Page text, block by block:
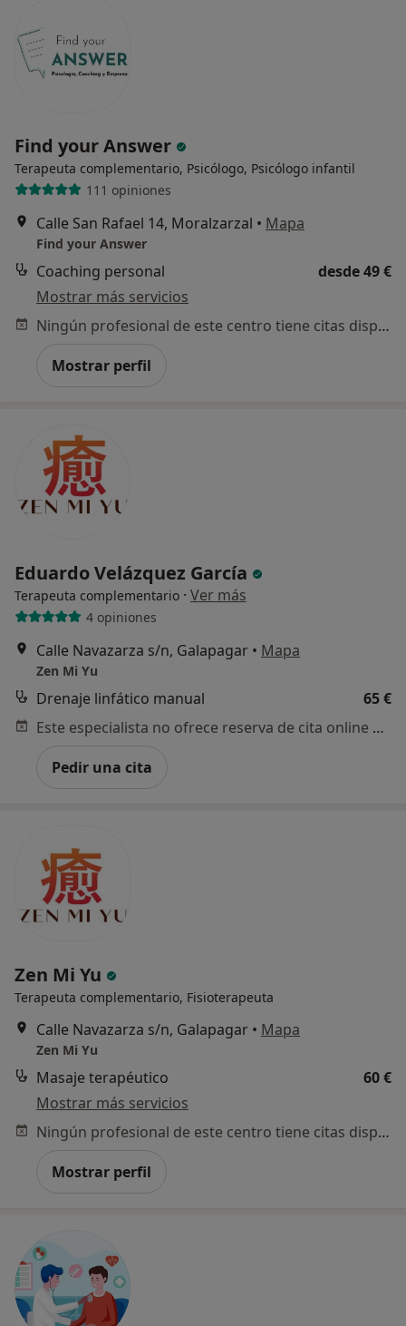
Find your Answer
Terapeuta complementario, Psicólogo, Psicólogo infantil
111 opiniones
Calle San Rafael 14, Moralzarzal • Mapa
Find your Answer
Coaching personal
desde 49 €
Mostrar más servicios
Ningún profesional de este centro tiene citas disponibles
Mostrar perfil
Eduardo Velázquez García
Terapeuta complementario · Ver más
4 opiniones
Calle Navazarza s/n, Galapagar • Mapa
Zen Mi Yu
Drenaje linfático manual
65 €
Este especialista no ofrece reserva de cita online en esta dirección.
Pedir una cita
Zen Mi Yu
Terapeuta complementario, Fisioterapeuta
Calle Navazarza s/n, Galapagar • Mapa
Zen Mi Yu
Masaje terapéutico
60 €
Mostrar más servicios
Ningún profesional de este centro tiene citas disponibles
Mostrar perfil